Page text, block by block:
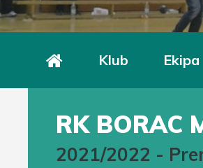
Klub Ekipa
RK BORAC
2021/2022 -